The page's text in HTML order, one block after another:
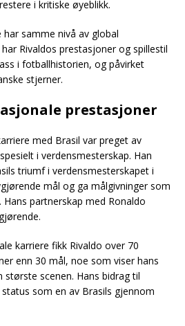
i kritiske øyeblikk.
samme nivå av global
Rivaldos prestasjoner og spillestil
i fotballhistorien, og påvirket
stjerner.
prestasjoner
med Brasil var preget av
i verdensmesterskap. Han
triumf i verdensmesterskapet i
mål og ga målgivninger som
partnerskap med Ronaldo
karriere fikk Rivaldo over 70
enn 30 mål, noe som viser hans
største scenen. Hans bidrag til
som en av Brasils gjennom